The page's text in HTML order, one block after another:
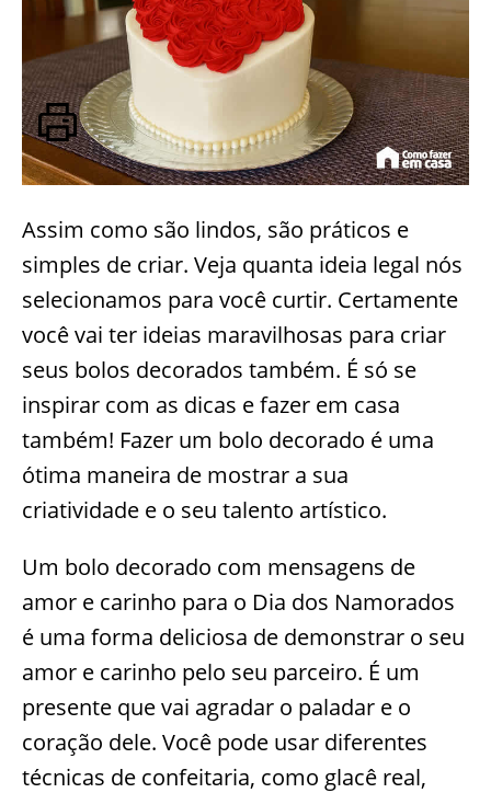
Assim como são lindos, são práticos e
simples de criar. Veja quanta ideia legal nós
selecionamos para você curtir. Certamente
você vai ter ideias maravilhosas para criar
seus bolos decorados também. É só se
inspirar com as dicas e fazer em casa
também! Fazer um bolo decorado é uma
ótima maneira de mostrar a sua
criatividade e o seu talento artístico.
Um bolo decorado com mensagens de
amor e carinho para o Dia dos Namorados
é uma forma deliciosa de demonstrar o seu
amor e carinho pelo seu parceiro. É um
presente que vai agradar o paladar e o
coração dele. Você pode usar diferentes
técnicas de confeitaria, como glacê real,